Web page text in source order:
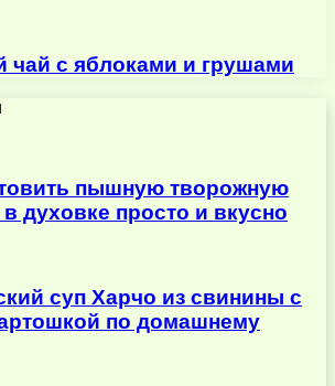
с яблоками и грушами
пышную творожную
в духовке просто и вкусно
суп Харчо из свинины с
по домашнему